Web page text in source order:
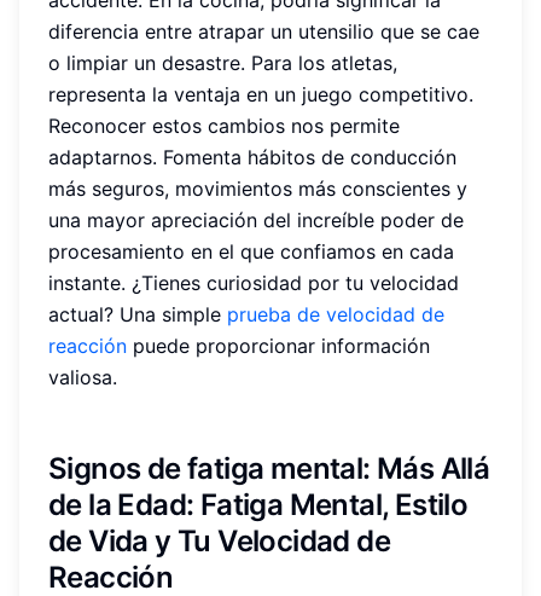
diferencia entre atrapar un utensilio que se cae
o limpiar un desastre. Para los atletas,
representa la ventaja en un juego competitivo.
Reconocer estos cambios nos permite
adaptarnos. Fomenta hábitos de conducción
más seguros, movimientos más conscientes y
una mayor apreciación del increíble poder de
procesamiento en el que confiamos en cada
instante. ¿Tienes curiosidad por tu velocidad
actual? Una simple prueba de velocidad de
reacción puede proporcionar información
valiosa.
Signos de fatiga mental: Más Allá
de la Edad: Fatiga Mental, Estilo
de Vida y Tu Velocidad de
Reacción